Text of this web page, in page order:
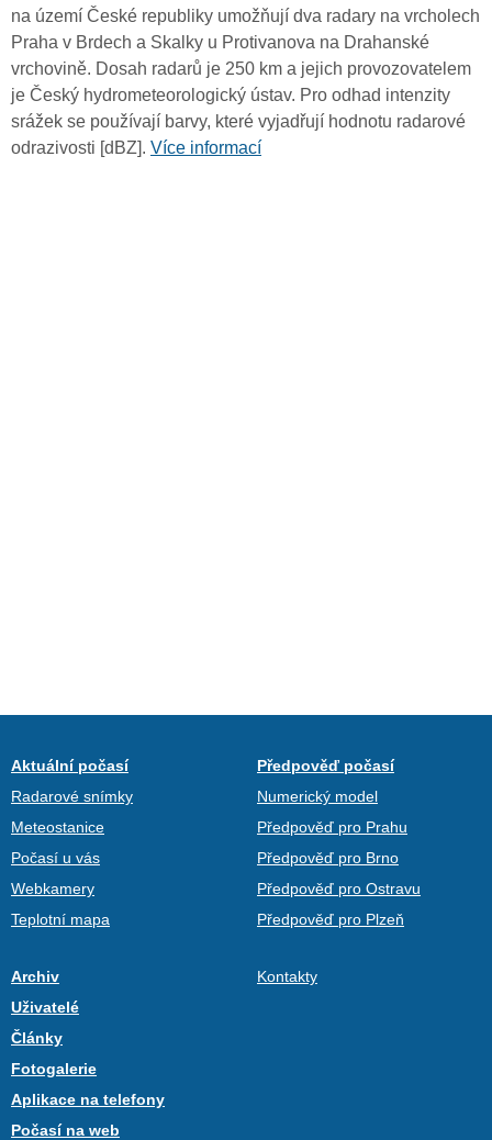
na území České republiky umožňují dva radary na vrcholech
Praha v Brdech a Skalky u Protivanova na Drahanské
vrchovině. Dosah radarů je 250 km a jejich provozovatelem
je Český hydrometeorologický ústav. Pro odhad intenzity
srážek se používají barvy, které vyjadřují hodnotu radarové
odrazivosti [dBZ]. Více informací
Aktuální počasí
Radarové snímky
Meteostanice
Počasí u vás
Webkamery
Teplotní mapa
Předpověď počasí
Numerický model
Předpověď pro Prahu
Předpověď pro Brno
Předpověď pro Ostravu
Předpověď pro Plzeň
Archiv
Uživatelé
Články
Fotogalerie
Aplikace na telefony
Počasí na web
Kontakty